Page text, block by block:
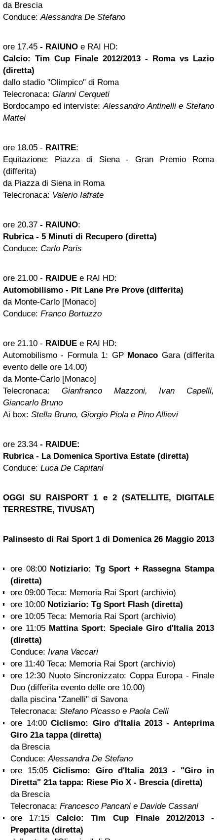
da Brescia
Conduce:Alessandra De Stefano
ore 17.45 - RAIUNO e RAI HD:
Calcio: Tim Cup Finale 2012/2013 - Romavs Lazio
(diretta)
dallo stadio "Olimpico" di Roma
Telecronaca: Gianni Cerqueti
Bordocampo ed interviste:Alessandro Antinelli e Stefano
Mattei
ore 18.05 - RAITRE:
Equitazione: Piazza di Siena - Gran Premio Roma
(differita)
da Piazza di Siena in Roma
Telecronaca: Valerio Iafrate
ore 20.37 - RAIUNO:
Rubrica - 5 Minuti di Recupero (diretta)
Conduce: Carlo Paris
ore 21.00 - RAIDUE e RAI HD:
Automobilismo - Pit Lane Pre Prove (differita)
da Monte-Carlo [Monaco]
Conduce: Franco Bortuzzo
ore 21.10 - RAIDUE e RAI HD:
Automobilismo - Formula 1: GP Monaco Gara (differita
evento delle ore 14.00)
da Monte-Carlo [Monaco]
Telecronaca: Gianfranco Mazzoni, Ivan Capelli,
Giancarlo Bruno
Ai box: Stella Bruno, Giorgio Piola e Pino Allievi
ore 23.34 - RAIDUE:
Rubrica - La Domenica Sportiva Estate (diretta)
Conduce: Luca De Capitani
OGGI SU RAISPORT 1 e 2 (SATELLITE, DIGITALE
TERRESTRE, TIVUSAT)
Palinsesto di Rai Sport 1 di Domenica 26 Maggio 2013
ore 08:00 Notiziario: Tg Sport + Rassegna Stampa
(diretta)
ore 09:00 Teca: Memoria Rai Sport (archivio)
ore 10:00 Notiziario: Tg Sport Flash (diretta)
ore 10:05 Teca: Memoria Rai Sport (archivio)
ore 11:05 Mattina Sport: Speciale Giro d'Italia 2013
(diretta)
Conduce: Ivana Vaccari
ore 11:40 Teca: Memoria Rai Sport (archivio)
ore 12:30 Nuoto Sincronizzato: Coppa Europa - Finale
Duo (differita evento delle ore 10.00)
dalla piscina "Zanelli" di Savona
Telecronaca: Stefano Picasso e Paola Celli
ore 14:00Ciclismo: Giro d'Italia 2013 - Anteprima
Giro 21a tappa (diretta)
da Brescia
Conduce:Alessandra De Stefano
ore 15:05 Ciclismo: Giro d'Italia 2013 - "Giro in
Diretta" 21a tappa: Riese Pio X - Brescia (diretta)
da Brescia
Telecronaca: Francesco Pancani e Davide Cassani
ore 17:15Calcio: Tim Cup Finale 2012/2013 -
Prepartita (diretta)